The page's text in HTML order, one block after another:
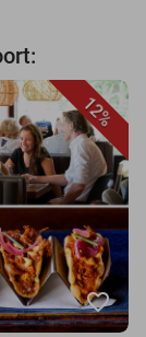
12%
favorite_border